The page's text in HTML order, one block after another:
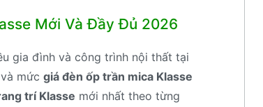
Mới Và Đầy Đủ 2026
gia đình và công trình nội thất tại
mức giá đèn ốp trần mica Klasse
trí Klasse mới nhất theo từng